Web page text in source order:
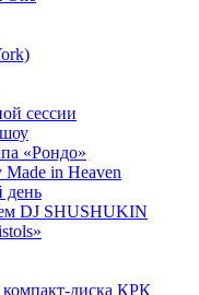
сессии
«Рондо»
in Heaven
день
DJ SHUSHUKIN
диска КРК